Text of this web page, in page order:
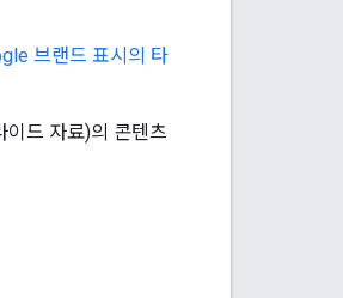
브랜드 표시의 타
이드 자료)의 콘텐츠